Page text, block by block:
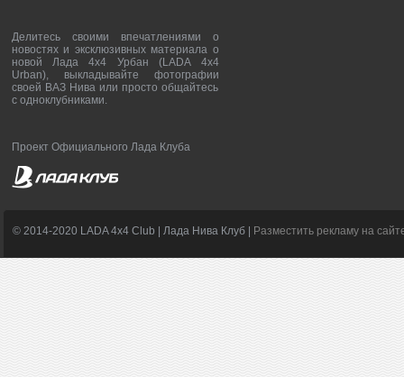
Делитесь своими впечатлениями о
новостях и эксклюзивных материала о
новой Лада 4х4 Урбан (LADA 4x4
Urban), выкладывайте фотографии
своей ВАЗ Нива или просто общайтесь
с одноклубниками.
Проект Официального Лада Клуба
© 2014-2020 LADA 4x4 Club | Лада Нива Клуб | Разместить рекламу на